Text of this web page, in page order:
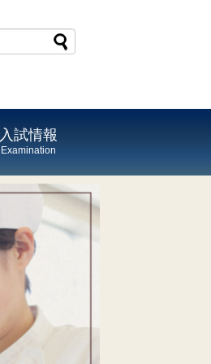
入試情報
Examination